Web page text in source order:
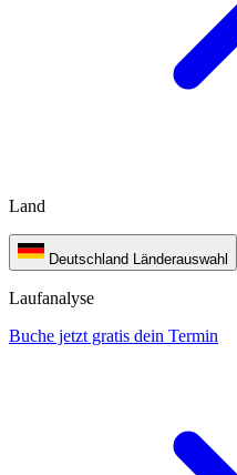
Land
Deutschland Länderauswahl
Laufanalyse
Buche jetzt gratis dein Termin